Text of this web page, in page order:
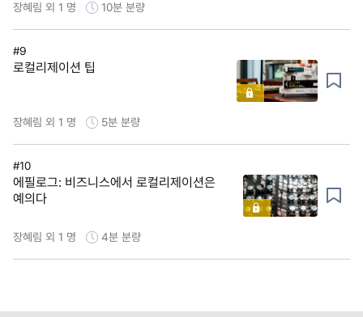
장혜림 외 1 명 10분 분량
#9
로컬리제이션 팁
장혜림 외 1 명 5분 분량
#10
에필로그: 비즈니스에서 로컬리제이션은
예의다
장혜림 외 1 명 4분 분량